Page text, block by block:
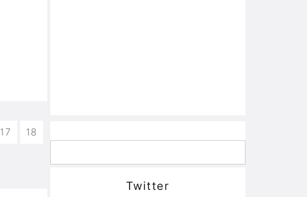
17 18
Twitter